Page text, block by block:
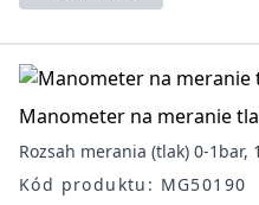
Manometer na meranie
Rozsah merania (tlak) 0-
Kód produktu: MG50190